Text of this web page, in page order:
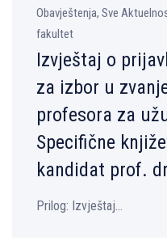
Obavještenja, Sve
fakultet
Izvještaj o
za izbor u
profesora za
Specifične
kandidat prof.
Prilog: Izvještaj...